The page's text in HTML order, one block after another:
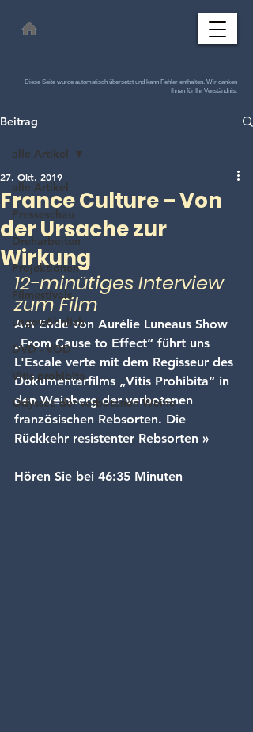
Diese Seite wurde automatisch übersetzt und kann Fehler enthalten. Wir danken
Ihnen für Ihr Verständnis.
Beitrag
alle Artikel
Presseschau
Dreharbeiten
Projektionen
Filmestivals
ungewöhnlich
DVD - VOD
Vitis prohibita
Odyssee der verbotenen Weine
alle Artikel
France Culture – Von
der Ursache zur
Wirkung
27. Okt. 2019
12-minütiges Interview
zum Film
Am Ende von Aurélie Luneaus Show
„From Cause to Effect“ führt uns
L'Escale verte mit dem Regisseur des
Dokumentarfilms „Vitis Prohibita“ in
den Weinberg der verbotenen
französischen Rebsorten. Die
Rückkehr resistenter Rebsorten »
Hören Sie bei 46:35 Minuten